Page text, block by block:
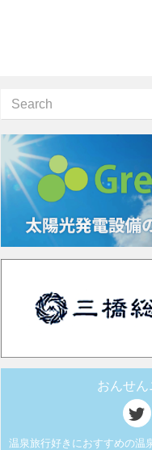
おんせ
温泉旅行好きにおすすめの温